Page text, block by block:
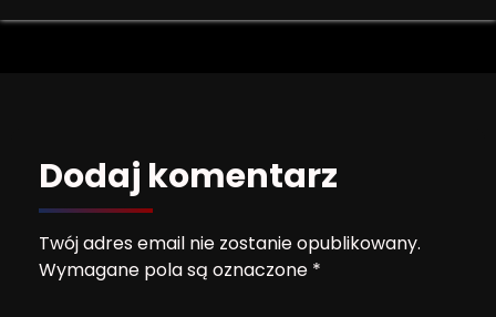
Dodaj komentarz
Twój adres email nie zostanie opublikowany.
Wymagane pola są oznaczone *